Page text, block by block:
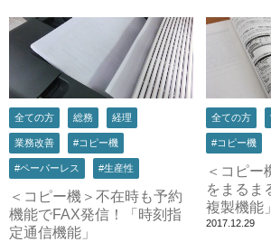
全ての方 総務 経理
業務改善 #コピー機
#ペーパーレス #生産性
＜コピー機＞不在時も予約
機能でFAX発信！「時刻指
定通信機能」
全ての方
#コピー機
＜コピー
をまるま
複製機能」
2017.12.29